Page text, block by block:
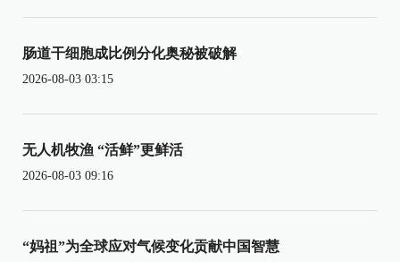
肠道干细胞成比例分化奥秘被破解
2026-08-03 03:15
无人机牧渔 “活鲜”更鲜活
2026-08-03 09:16
“妈祖”为全球应对气候变化贡献中国智慧